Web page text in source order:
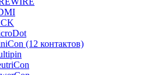
(12 контактов)